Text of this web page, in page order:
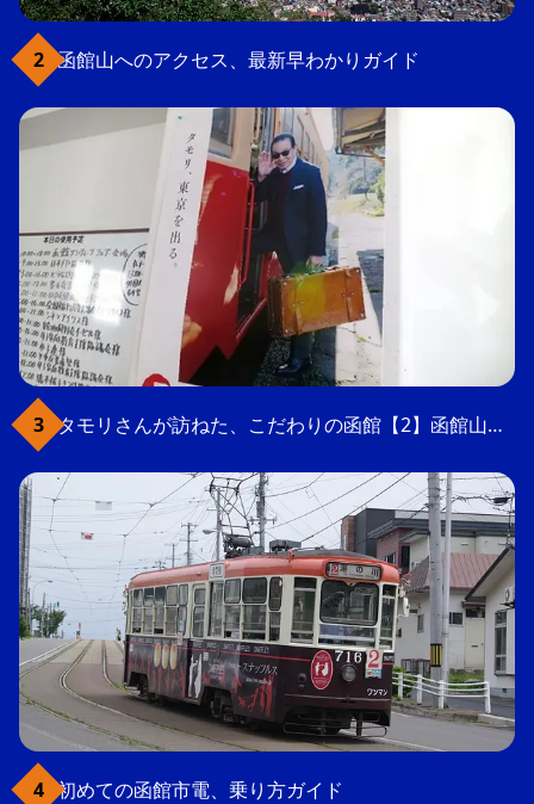
函館山へのアクセス、最新早わかりガイド
タモリさんが訪ねた、こだわりの函館【2】函館山の軍事要塞跡
初めての函館市電、乗り方ガイド